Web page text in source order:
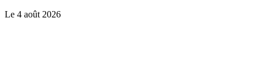
Le 4 août 2026